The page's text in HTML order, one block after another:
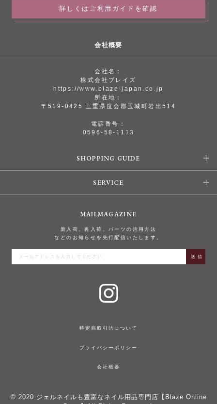
詳しくはご利用ガイドを確認
会社概要
会社名：
株式会社ブレイズ
https://www.blaze-japan.co.jp
所在地：
〒519-0425 三重県度会郡玉城町岩出514
電話番号：
0596-58-1113
SHOPPING GUIDE
SERVICE
MAILMAGAZINE
新入荷、再入荷、パーツの活用方法
などのお知らせを先行配信いたします。
特定商取引法について
プライバシーポリシー
会社概要
© 2020 ジェルネイルも豊富なネイル用品専門店【Blaze Online